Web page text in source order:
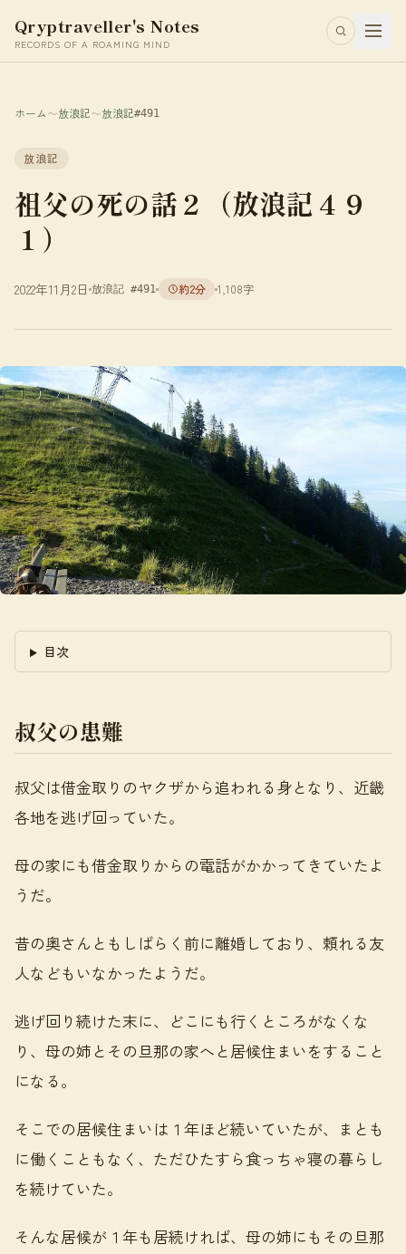
Qryptraveller's Notes
RECORDS OF A ROAMING MIND
ホーム〜放浪記〜放浪記#491
放浪記
祖父の死の話２（放浪記４９
１）
2022年11月2日 放浪記 #491 約2分 1,108字
目次
叔父の患難
叔父は借金取りのヤクザから追われる身となり、近畿
各地を逃げ回っていた。
母の家にも借金取りからの電話がかかってきていたよ
うだ。
昔の奥さんともしばらく前に離婚しており、頼れる友
人などもいなかったようだ。
逃げ回り続けた末に、どこにも行くところがなくな
り、母の姉とその旦那の家へと居候住まいをすること
になる。
そこでの居候住まいは１年ほど続いていたが、まとも
に働くこともなく、ただひたすら食っちゃ寝の暮らし
を続けていた。
そんな居候が１年も居続ければ、母の姉にもその旦那